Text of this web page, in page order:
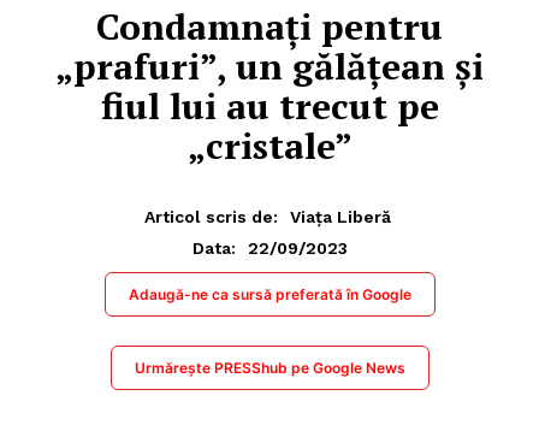
Condamnați pentru
„prafuri”, un gălățean și
fiul lui au trecut pe
„cristale”
Articol scris de:
Viața Liberă
Data:
22/09/2023
Adaugă-ne ca sursă preferată în Google
Urmărește PRESShub pe Google News